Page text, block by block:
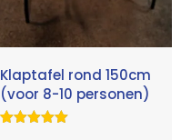
Klaptafel rond 150cm
(voor 8-10 personen)